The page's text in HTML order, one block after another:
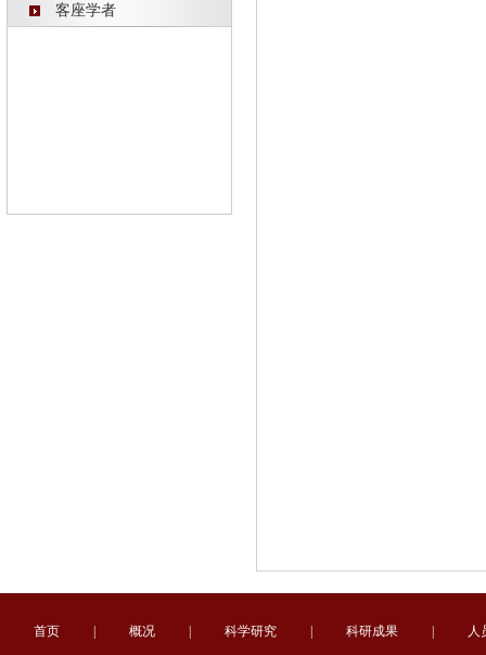
客座学者
首页 概况 科学研究 科研成果 人